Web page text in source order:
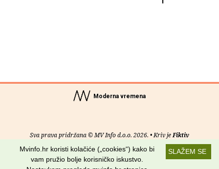
Moderna vremena
Sva prava pridržana © MV Info d.o.o. 2026. • Kriv jeFiktiv
Uvjeti korištenja RSS kanaliSLAŽEM SE
Mvinfo.hr koristi kolačiće („cookies“) kako bi
vam pružio bolje korisničko iskustvo.